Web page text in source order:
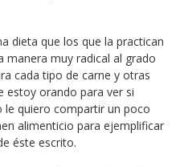
dieta que los que la practican
manera muy radical al grado
cada tipo de carne y otras
estoy orando para ver si
le quiero compartir un poco
alimenticio para ejemplificar
éste escrito.